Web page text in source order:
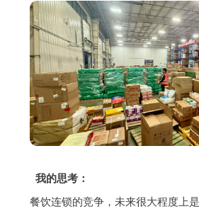
我的思考：
餐饮连锁的竞争，未来很大程度上